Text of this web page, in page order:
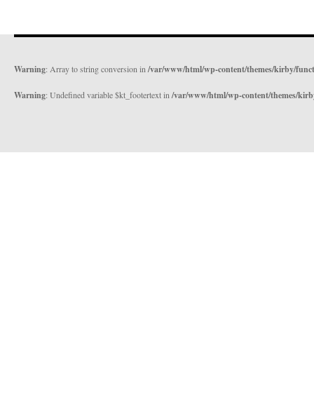
Warning: Array to string conversion in /var/www/html/wp-content/themes/kirby/
Warning: Undefined variable $kt_footertext in /var/www/html/wp-content/themes/